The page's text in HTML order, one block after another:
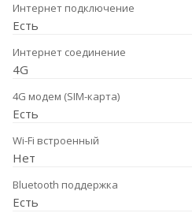
Интернет подключение
Есть
Интернет соединение
4G
4G модем (SIM-карта)
Есть
Wi-Fi встроенный
Нет
Bluetooth поддержка
Есть